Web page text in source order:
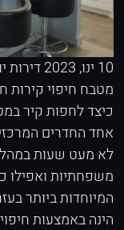
10 ינו, 2023 דירות
מטבח חיפוי קירות
כיצד לחפות קיר
אחד החדרים
לא מעט שעות
משפחתיות ואפילו
המיוחדות ביותר
הינה באמצעות